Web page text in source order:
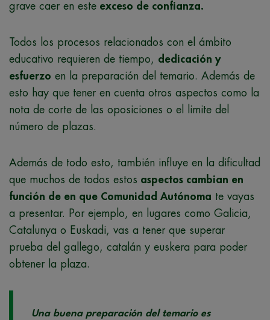
grave caer en este exceso de confianza.
Todos los procesos relacionados con el ámbito
educativo requieren de tiempo, dedicación y
esfuerzo en la preparación del temario. Además de
esto hay que tener en cuenta otros aspectos como la
nota de corte de las oposiciones o el limite del
número de plazas.
Además de todo esto, también influye en la dificultad
que muchos de todos estos aspectos cambian en
función de en que Comunidad Autónoma te vayas
a presentar. Por ejemplo, en lugares como Galicia,
Catalunya o Euskadi, vas a tener que superar
prueba del gallego, catalán y euskera para poder
obtener la plaza.
Una buena preparación del temario es